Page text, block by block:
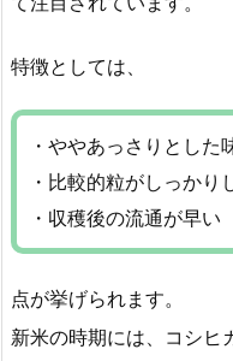
特徴としては、
・ややあっさりとした
・比較的粒がしっかり
・収穫後の流通が早い
点が挙げられます。
新米の時期には、コシヒ